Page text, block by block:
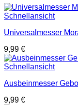
Schnellansicht
Universalmesser
9,99 €
Schnellansicht
Ausbeinmesser
9,99 €